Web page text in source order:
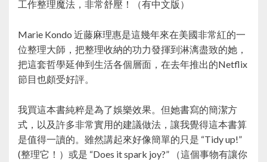
工作整理魔法，非常舒壓！（有中文版）
Marie Kondo 近藤麻理惠是這幾年來在美國非常紅的一
位整理大師，把整理收納的功力發揮到淋漓盡致的她，
把這套哲學延伸到生活各個層面，在去年推出的Netflix
節目也頗受好評。
我買這本書純粹是為了娛樂效果。但她書寫的簡潔方
式，以及許多非常實用的建議做法，讓我覺得這本書算
是值得一讀的。雖然講起來好像簡單的只是 “Tidy up!”
(整理它！）或是 “Does it spark joy?” （這個事物有讓你